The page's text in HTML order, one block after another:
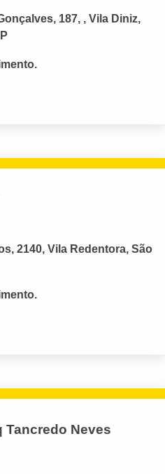
187, , Vila Diniz,
2140, Vila Redentora, São
Tancredo Neves